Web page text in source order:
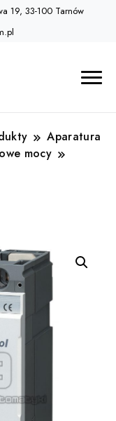
19, 33-100 Tarnów
Aparatura
mocy